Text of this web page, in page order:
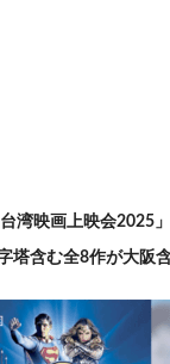
台湾映画上映会2025
塔含む全8作が大阪